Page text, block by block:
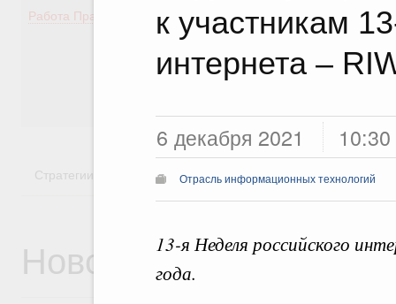
к участникам
интернета –
6 декабря 2021 10:30
Отрасль информационных технологий
13-я Неделя российского
года.
Работа Правительства
Демография
Здоровье
Культура
Стратегии Государственные программы
Новости